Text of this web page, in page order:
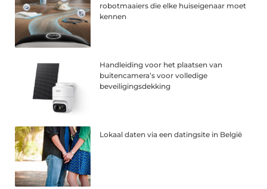
robotmaaiers die elke huiseigenaar moet
kennen
Handleiding voor het plaatsen van
buitencamera’s voor volledige
beveiligingsdekking
Lokaal daten via een datingsite in België